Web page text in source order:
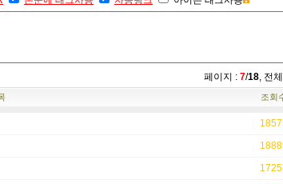
페이지 : 7/18, 전체
조회